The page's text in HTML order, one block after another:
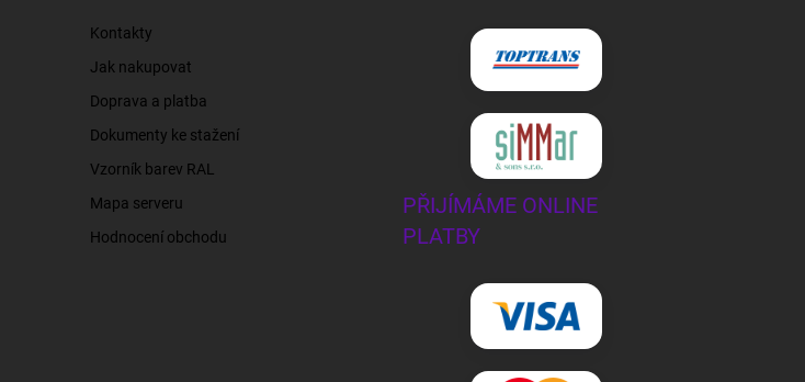
Kontakty
Jak nakupovat
Doprava a platba
Dokumenty ke stažení
Vzorník barev RAL
Mapa serveru
Hodnocení obchodu
PŘIJÍMÁME ONLINE
PLATBY